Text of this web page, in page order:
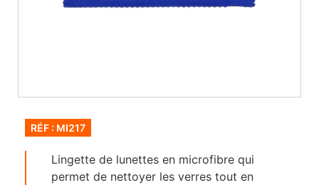
RÉF : MI217
Lingette de lunettes en microfibre qui
permet de nettoyer les verres tout en